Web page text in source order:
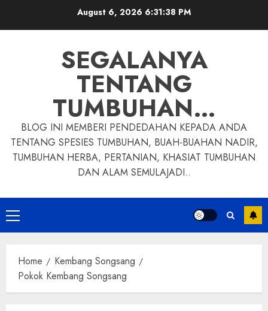
August 6, 2026 6:31:39 PM
SEGALANYA
TENTANG
TUMBUHAN…
BLOG INI MEMBERI PENDEDAHAN KEPADA ANDA
TENTANG SPESIES TUMBUHAN, BUAH-BUAHAN NADIR,
TUMBUHAN HERBA, PERTANIAN, KHASIAT TUMBUHAN
DAN ALAM SEMULAJADI..
Primary
Menu
Home
Kembang Songsang
Pokok Kembang Songsang